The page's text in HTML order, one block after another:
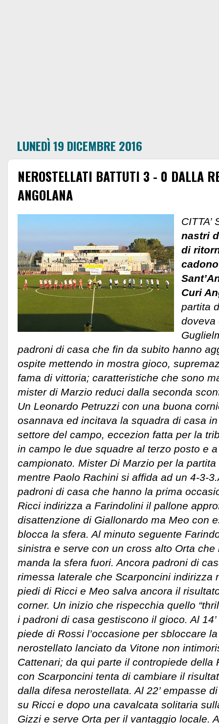
LUNEDÌ 19 DICEMBRE 2016
NEROSTELLATI BATTUTI 3 - 0 DALLA
ANGOLANA
CITTA’
nastri
di
Curi
partita
doveva
padroni di casa che fin da subito hanno
ospite mettendo in mostra gioco,
fama di vittoria; caratteristiche che sono
mister di Marzio reduci dalla seconda
Un Leonardo Petruzzi con una buona
osannava ed incitava la squadra di casa
settore del campo, eccezion fatta per la
in campo le due squadre al terzo posto e
campionato. Mister Di Marzio per la
mentre Paolo Rachini si affida ad un 4-3-
padroni di casa che hanno la prima
Ricci indirizza a Farindolini il pallone
disattenzione di Giallonardo ma Meo con
blocca la sfera. Al minuto seguente
sinistra e serve con un cross alto Orta che
manda la sfera fuori. Ancora padroni di
rimessa laterale che Scarponcini indirizza
piedi di Ricci e Meo salva ancora il
corner. Un inizio che rispecchia quello
i padroni di casa gestiscono il gioco. Al
piede di Rossi l’occasione per sbloccare
nerostellato lanciato da Vitone non
Cattenari; da qui parte il contropiede della
con Scarponcini tenta di cambiare il
dalla difesa nerostellata. Al 22’ empasse
su Ricci e dopo una cavalcata solitaria
Gizzi e serve Orta per il vantaggio locale.